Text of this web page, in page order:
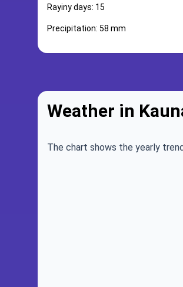
Rayiny days: 15
Precipitation: 58 mm
Weather in
The chart shows the yearly